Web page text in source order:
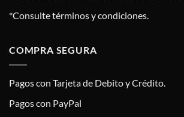
*Consulte términos y condiciones.
COMPRA SEGURA
Pagos con Tarjeta de Debito y Crédito.
Pagos con PayPal